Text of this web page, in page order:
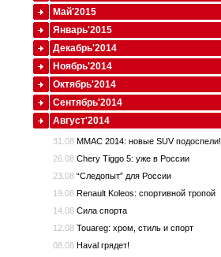
Май'2015
Январь'2015
Декабрь'2014
Ноябрь'2014
Октябрь'2014
Сентябрь'2014
Август'2014
31.08 ММАС 2014: новые SUV подоспели!
26.08 Chery Tiggo 5: уже в России
23.08 “Следопыт” для России
19.08 Renault Koleos: спортивной тропой
14.08 Сила спорта
12.08 Touareg: хром, стиль и спорт
08.08 Haval грядет!